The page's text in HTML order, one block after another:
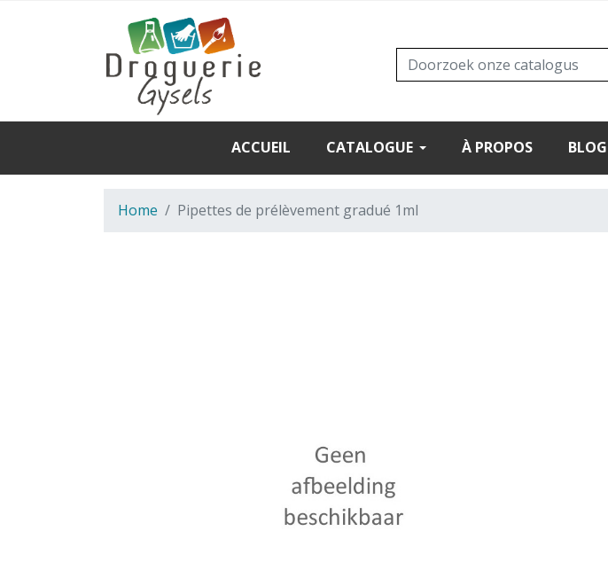
ACCUEIL CATALOGUE À PROPOS BLOG
Home Pipettes de prélèvement gradué 1ml